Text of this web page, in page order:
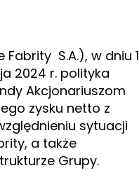
S.A.), w dniu 1
2024 r. polityka
Akcjonariuszom
zysku netto z
sytuacji
a także
Grupy.